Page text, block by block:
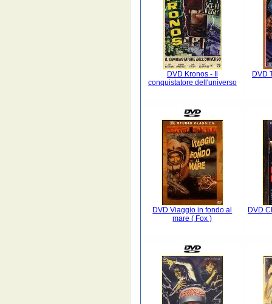
DVD Kronos - Il
conquistatore dell'universo
DVD
DVD Viaggio in fondo al
mare ( Fox )
DVD